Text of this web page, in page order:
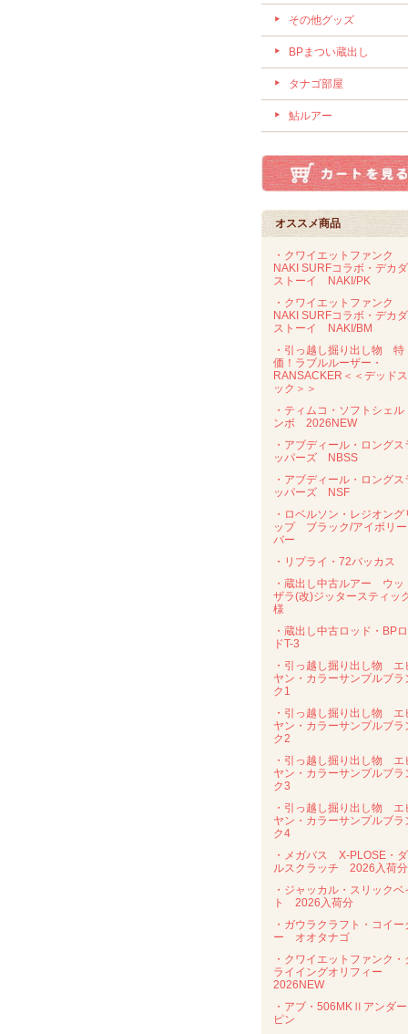
その他グッズ
BPまつい蔵出し
タナゴ部屋
鮎ルアー
オススメ商品
・クワイエットファンク
NAKI SURFコラボ・デカ
ストーイ NAKI/PK
・クワイエットファンク
NAKI SURFコラボ・デカ
ストーイ NAKI/BM
・引っ越し掘り出し物 特
価！ラブルルーザー・
RANSACKER＜＜デッドス
ック＞＞
・ティムコ・ソフトシェル
ンボ 2026NEW
・アブディール・ロングス
ッパーズ NBSS
・アブディール・ロングス
ッパーズ NSF
・ロベルソン・レジオング
ップ ブラック/アイボリー
バー
・リプライ・72バッカス
・蔵出し中古ルアー ウッ
ザラ(改)ジッタースティッ
様
・蔵出し中古ロッド・BP
ドT-3
・引っ越し掘り出し物 エ
ヤン・カラーサンプルブラ
ク1
・引っ越し掘り出し物 エ
ヤン・カラーサンプルブラ
ク2
・引っ越し掘り出し物 エ
ヤン・カラーサンプルブラ
ク3
・引っ越し掘り出し物 エ
ヤン・カラーサンプルブラ
ク4
・メガバス X-PLOSE・
ルスクラッチ 2026入荷分
・ジャッカル・スリックベ
ト 2026入荷分
・ガウラクラフト・コイー
ー オオタナゴ
・クワイエットファンク・
ライイングオリフィー
2026NEW
・アブ・506MKⅡアンダ
ピン